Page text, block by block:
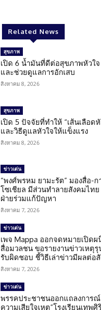
Related News
สุขภาพ
เปิด 6 น้ำมันที่ดีต่อสุขภาพหัวใ
และช่วยดูแลการอักเสบ
สิงหาคม 8, 2026
สุขภาพ
เปิด 5 ปัจจัยที่ทำให้ “เส้นเลือด
และวิธีดูแลหัวใจให้แข็งแรง
สิงหาคม 8, 2026
ข่าวเด่น
“พงศ์พรหม ยามะรัต” มองสื่อ-ก
โซเชียล มีส่วนทำลายสังคมไท
ฝ่ายร่วมแก้ปัญหา
สิงหาคม 7, 2026
ข่าวเด่น
เพจ Mappa ออกจดหมายเปิดผ
สื่อมวลชน ขอรายงานข่าวเหตุรุ
รับผิดชอบ ชี้วิธีเล่าข่าวมีผลต่อ
สิงหาคม 7, 2026
ข่าวเด่น
พรรคประชาชนออกแถลงการ
ความเสียใจเหตุ”โรงเรียนเทพศิ